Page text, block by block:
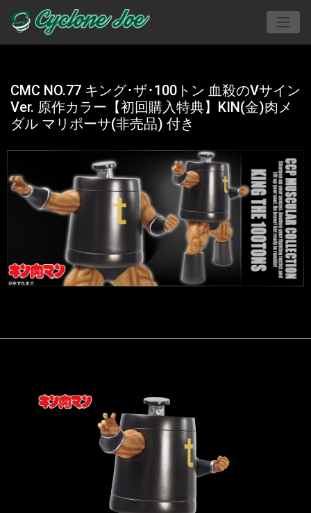
CMC NO.77 キング･ザ･100トン 血殺のVサイン
Ver. 原作カラー【初回購入特典】KIN(金)肉メ
ダル マリポーサ(非売品) 付き